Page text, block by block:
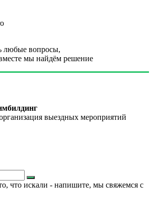
любые вопросы,
мы найдём решение
выездных мероприятий
что искали - напишите, мы свяжемся с